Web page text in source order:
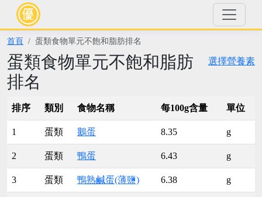
首頁 蛋類食物單元不飽和脂肪排名
選擇營養素
蛋類食物單元不飽和脂肪
排名
排序 類別 食物名稱 每100g含量 單位
1 蛋類 鵝蛋 8.35 g
2 蛋類 鴨蛋 6.43 g
3 蛋類 鴨熟鹹蛋(薄鹽) 6.38 g